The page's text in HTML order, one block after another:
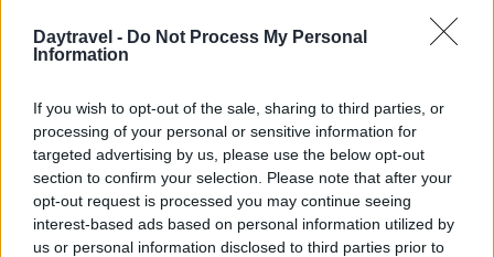
Daytravel - Do Not Process My Personal
Information
If you wish to opt-out of the sale, sharing to third parties, or
processing of your personal or sensitive information for
targeted advertising by us, please use the below opt-out
section to confirm your selection. Please note that after your
opt-out request is processed you may continue seeing
interest-based ads based on personal information utilized by
us or personal information disclosed to third parties prior to
editoriale approfondita per le feature. Capo
desk feature, conserva una serie di lettere
personale.